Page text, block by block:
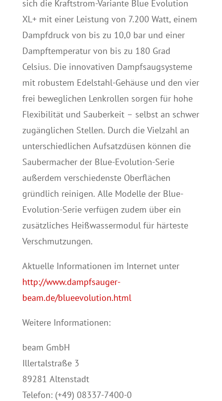
sich die Kraftstrom-Variante Blue Evolution
XL+ mit einer Leistung von 7.200 Watt, einem
Dampfdruck von bis zu 10,0 bar und einer
Dampftemperatur von bis zu 180 Grad
Celsius. Die innovativen Dampfsaugsysteme
mit robustem Edelstahl-Gehäuse und den vier
frei beweglichen Lenkrollen sorgen für hohe
Flexibilität und Sauberkeit – selbst an schwer
zugänglichen Stellen. Durch die Vielzahl an
unterschiedlichen Aufsatzdüsen können die
Saubermacher der Blue-Evolution-Serie
außerdem verschiedenste Oberflächen
gründlich reinigen. Alle Modelle der Blue-
Evolution-Serie verfügen zudem über ein
zusätzliches Heißwassermodul für härteste
Verschmutzungen.
Aktuelle Informationen im Internet unter
http://www.dampfsauger-
beam.de/blueevolution.html
Weitere Informationen:
beam GmbH
Illertalstraße 3
89281 Altenstadt
Telefon: (+49) 08337-7400-0